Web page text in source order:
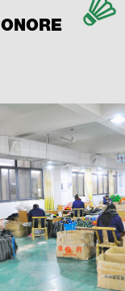
ONORE